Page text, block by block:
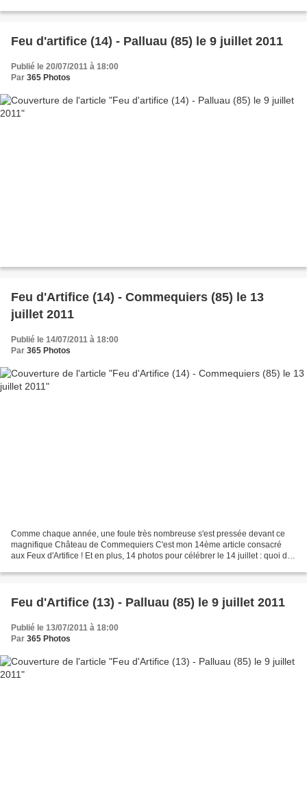
Feu d'artifice (14) - Palluau (85) le 9 juillet 2011
Publié le 20/07/2011 à 18:00
Par 365 Photos
Feu d'Artifice (14) - Commequiers (85) le 13
juillet 2011
Publié le 14/07/2011 à 18:00
Par 365 Photos
Comme chaque année, une foule très nombreuse s'est pressée devant ce
magnifique Château de Commequiers C'est mon 14ème article consacré
aux Feux d'Artifice ! Et en plus, 14 photos pour célébrer le 14 juillet : quoi de
Feu d'Artifice (13) - Palluau (85) le 9 juillet 2011
Publié le 13/07/2011 à 18:00
Par 365 Photos